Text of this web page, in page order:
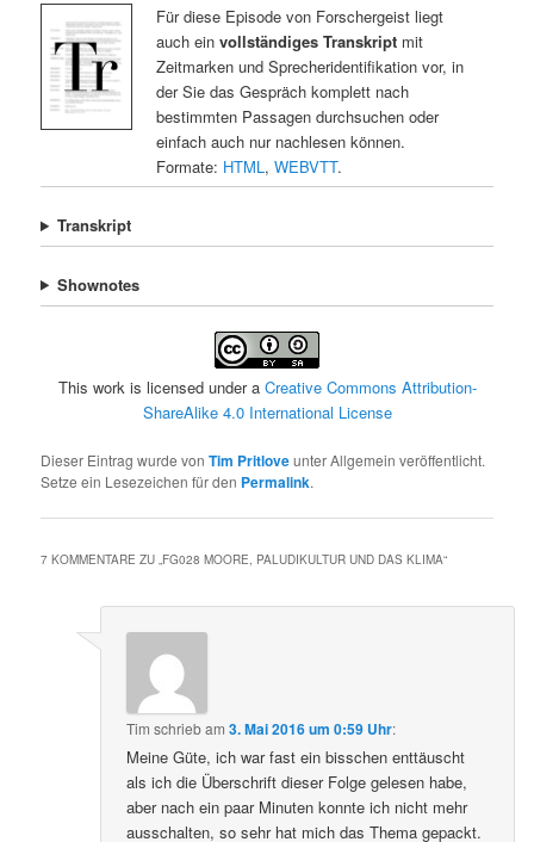
Für diese Episode von Forschergeist liegt
auch ein vollständiges Transkriptmit
Zeitmarken und Sprecheridentifikation vor, in
der Sie das Gespräch komplett nach
bestimmten Passagen durchsuchen oder
einfach auch nur nachlesen können.
Formate: HTML , WEBVTT.
Transkript
Shownotes
This work is licensed under a Creative Commons Attribution-
ShareAlike 4.0 International License
Dieser Eintrag wurde vonTim Pritloveunter Allgemein veröffentlicht.
Setze ein Lesezeichen für den Permalink.
7 KOMMENTARE ZU „FG028 MOORE, PALUDIKULTUR UND DAS KLIMA“
Tim schriebam3. Mai 2016 um 0:59 Uhr:
Meine Güte, ich war fast ein bisschen enttäuscht
als ich die Überschrift dieser Folge gelesen habe,
aber nach ein paar Minuten konnte ich nicht mehr
ausschalten, so sehr hat mich das Thema gepackt.